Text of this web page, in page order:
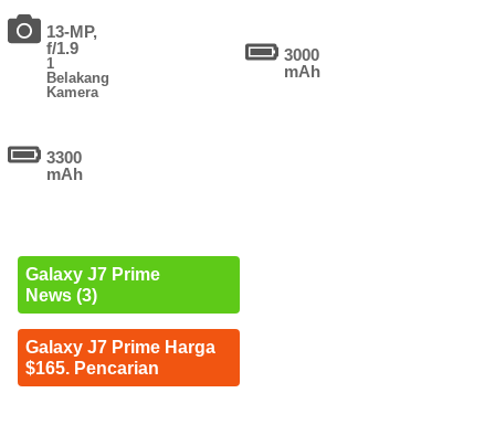
13-MP,
f/1.9
1
Belakang
Kamera
3300
mAh
Galaxy J7 Prime
News (3)
Galaxy J7 Prime Harga
$165. Pencarian
3000
mAh